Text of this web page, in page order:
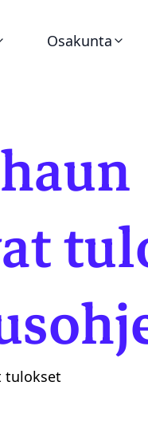
Osakunta
Historia
Dokumentit
Tunnukset ja
tulokset